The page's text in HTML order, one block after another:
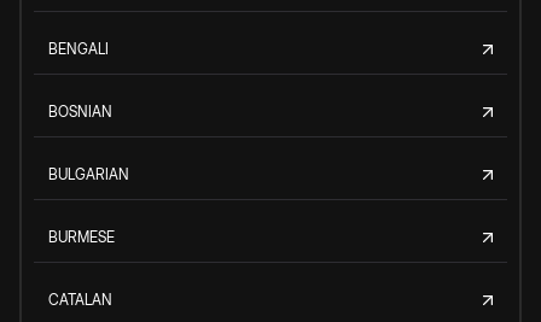
BENGALI
BOSNIAN
BULGARIAN
BURMESE
CATALAN